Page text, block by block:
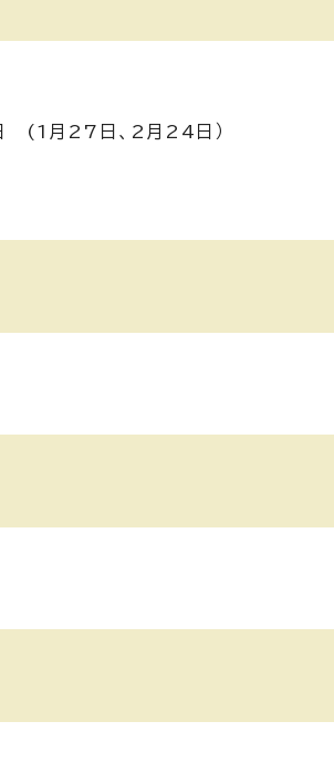
(1月27日、2月24日）